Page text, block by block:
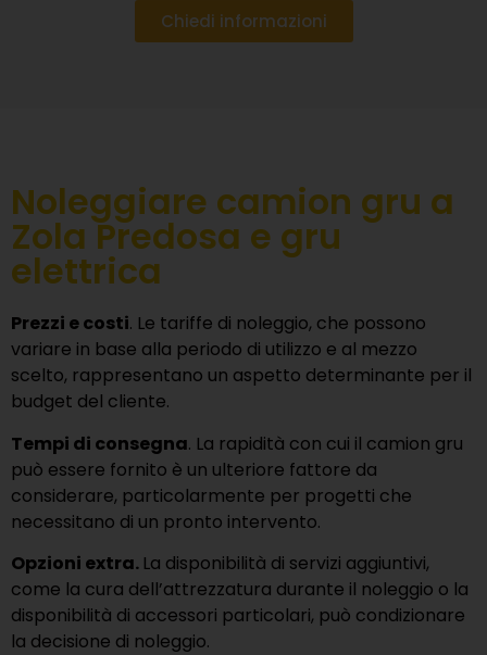
Chiedi informazioni
Noleggiare camion gru a
Zola Predosa e gru
elettrica
Prezzi e costi. Le tariffe di noleggio, che possono
variare in base alla periodo di utilizzo e al mezzo
scelto, rappresentano un aspetto determinante per il
budget del cliente.
Tempi di consegna. La rapidità con cui il camion gru
può essere fornito è un ulteriore fattore da
considerare, particolarmente per progetti che
necessitano di un pronto intervento.
Opzioni extra. La disponibilità di servizi aggiuntivi,
come la cura dell’attrezzatura durante il noleggio o la
disponibilità di accessori particolari, può condizionare
la decisione di noleggio.